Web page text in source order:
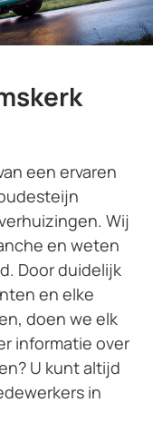
een ervaren
Wij
en weten
Door duidelijk
en elke
doen we elk
informatie over
U kunt altijd
in